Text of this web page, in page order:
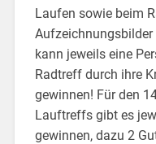
Laufen sowie beim
Aufzeichnungsbilder
kann jeweils eine
Radtreff durch ihre
gewinnen! Für den
Lauftreffs gibt es
gewinnen, dazu 2